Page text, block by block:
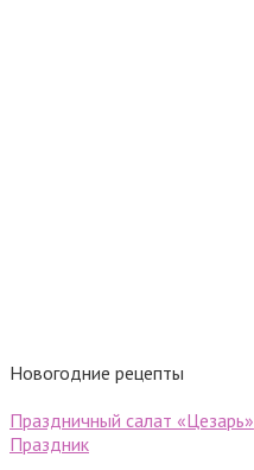
Новогодние рецепты
Праздничный салат «Цезарь»
Праздник